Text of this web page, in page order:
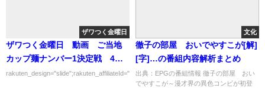
ザワつく金曜日
ザワつく金曜日 動画 ご当地
カップ麺ナンバー1決定戦 4月
14日
rakuten_design="slide";rakuten_affiliateId="00ed0224.63...
文化
徹子の部屋 おいでやすこが[解]
[字]…の番組内容解析まとめ
出典：EPGの番組情報 徹子の部屋 おい
でやすこが～漫才界の異色コンビが初登